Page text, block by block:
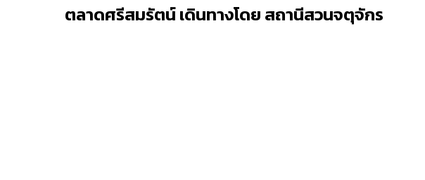
ตลาดศรีสมรัตน์ เดินทางโดย สถานีสวนจตุจักร